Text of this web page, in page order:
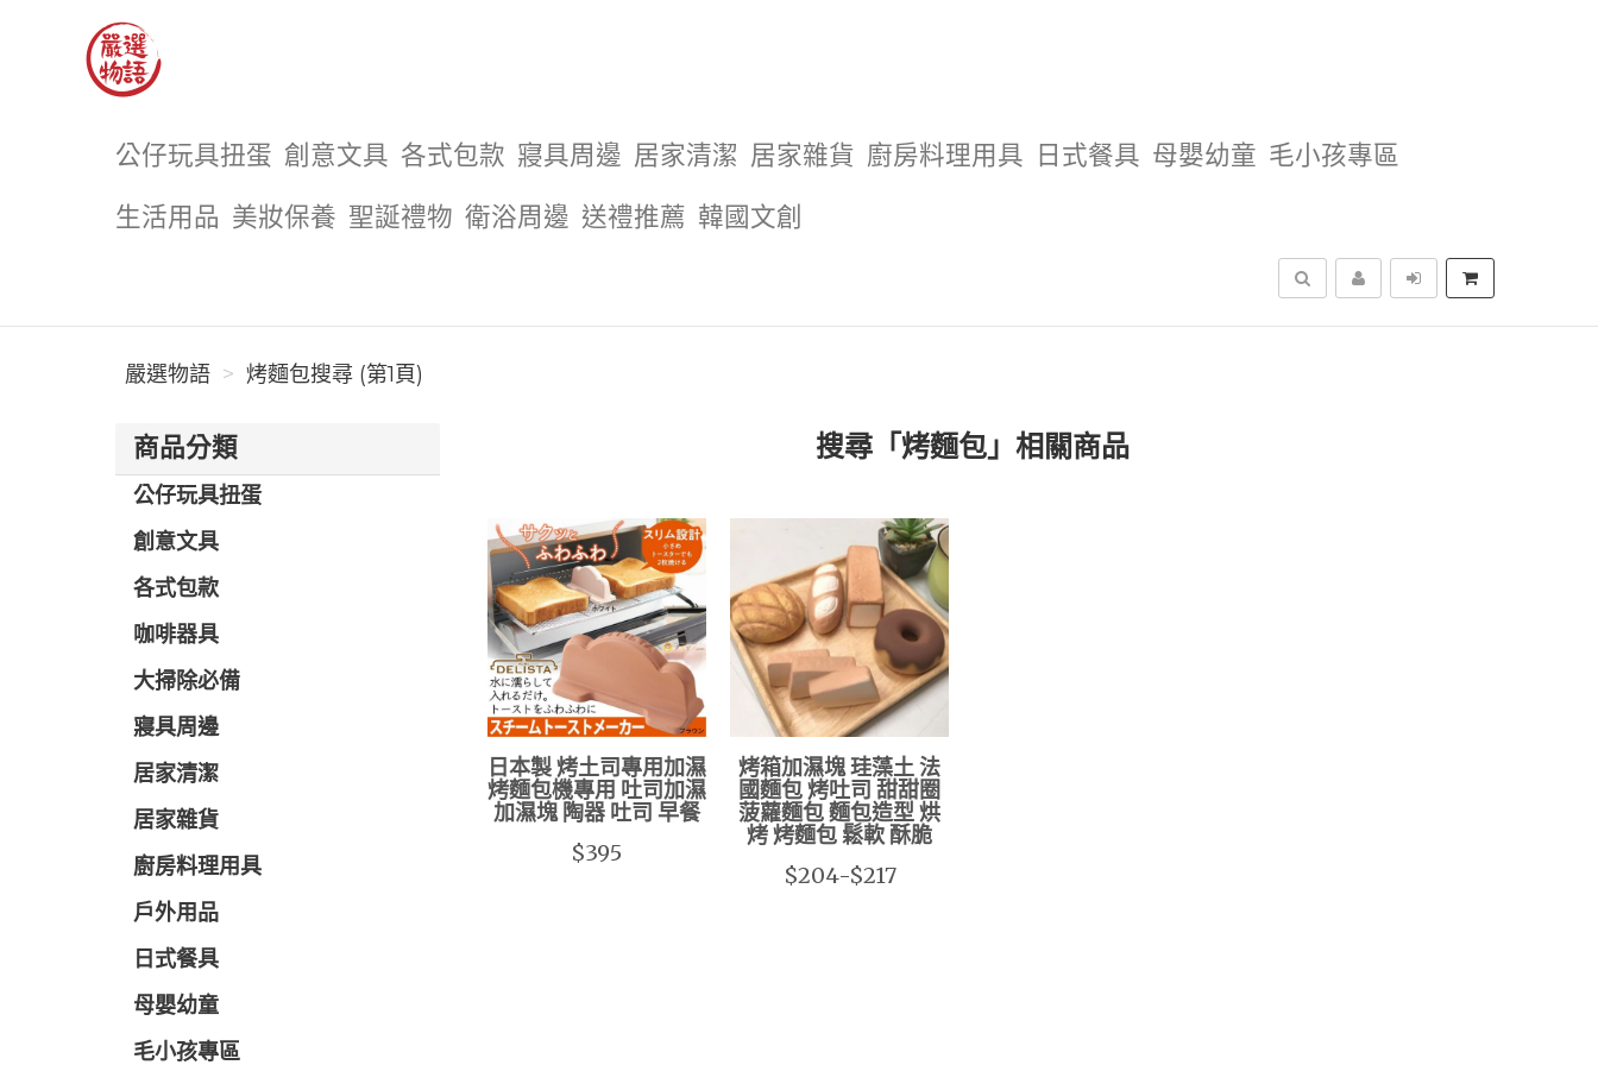
公仔玩具扭蛋 創意文具 各式包款 寢具周邊 居家清潔 居家雜貨 廚房料理用具 日式餐具 母嬰幼童 毛小孩專區
生活用品 美妝保養 聖誕禮物 衛浴周邊 送禮推薦 韓國文創
搜尋
嚴選物語 烤麵包搜尋 (第1頁)
商品分類
公仔玩具扭蛋
創意文具
各式包款
咖啡器具
大掃除必備
寢具周邊
居家清潔
居家雜貨
廚房料理用具
戶外用品
日式餐具
母嬰幼童
毛小孩專區
搜尋「烤麵包」相關商品
日本製 烤土司專用加濕
烤麵包機專用 吐司加濕
加濕塊 陶器 吐司 早餐
$395
烤箱加濕塊 珪藻土 法
國麵包 烤吐司 甜甜圈
菠蘿麵包 麵包造型 烘
烤 烤麵包 鬆軟 酥脆
$204-$217